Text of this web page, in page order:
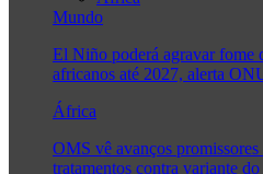
Mundo
El Niño poderá agravar fome
africanos até 2027, alerta
África
OMS vê avanços promissores
tratamentos contra variante